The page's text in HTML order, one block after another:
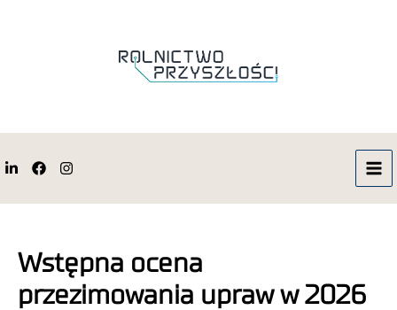
Wstępna ocena
przezimowania upraw w 2026